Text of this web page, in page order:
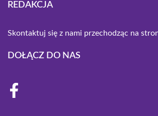
REDAKCJA
Skontaktuj się z nami przechodząc na
DOŁĄCZ DO NAS